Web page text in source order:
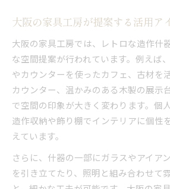
大阪の家具工房が提案する活用ア
大阪の家具工房では、レトロな造作什
な空間提案が行われています。例えば
やカウンターを使ったカフェ、古材を
カウンター、温かみのある木製の展示
で空間の印象が大きく変わります。個
造作収納や飾り棚でインテリアに個性
えています。
さらに、什器の一部にガラスやアイア
を引き立てたり、照明と組み合わせて